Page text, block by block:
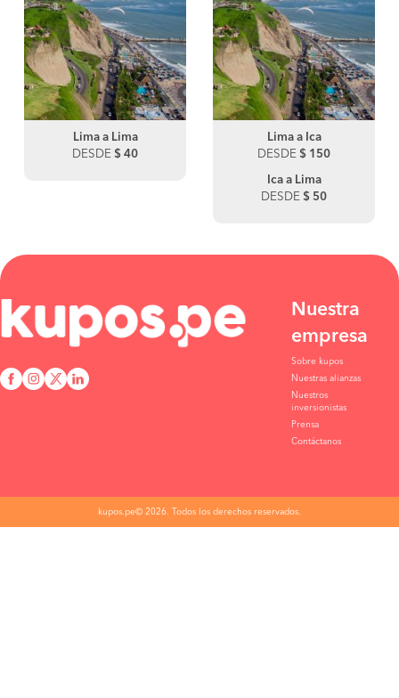
Lima a Lima
DESDE $ 40
Lima a Ica
DESDE $ 150
Ica a Lima
DESDE $ 50
Nuestra
empresa
Sobre kupos
Nuestras alianzas
Nuestros
inversionistas
Prensa
Contáctanos
kupos.pe© 2026. Todos los derechos reservados.